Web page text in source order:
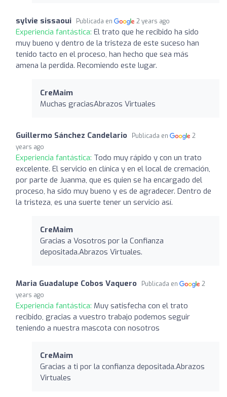
sylvie sissaoui Publicada en 2 years ago
Experiencia fantástica: El trato que he recibido ha sido
muy bueno y dentro de la tristeza de este suceso han
tenido tacto en el proceso, han hecho que sea más
amena la perdida. Recomiendo este lugar.
CreMaim
Muchas graciasAbrazos Virtuales
Guillermo Sánchez Candelario Publicada en
2
years ago
Experiencia fantástica: Todo muy rápido y con un trato
excelente. El servicio en clínica y en el local de cremación,
por parte de Juanma, que es quien se ha encargado del
proceso, ha sido muy bueno y es de agradecer. Dentro de
la tristeza, es una suerte tener un servicio así.
CreMaim
Gracias a Vosotros por la Confianza
depositada.Abrazos Virtuales.
Maria Guadalupe Cobos Vaquero Publicada en
2
years ago
Experiencia fantástica: Muy satisfecha con el trato
recibido, gracias a vuestro trabajo podemos seguir
teniendo a nuestra mascota con nosotros
CreMaim
Gracias a ti por la confianza depositada.Abrazos
Virtuales